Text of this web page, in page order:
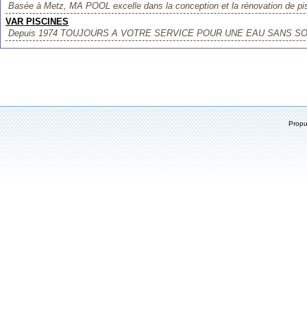
Basée à Metz, MA POOL excelle dans la conception et la rénovation de
VAR PISCINES
Depuis 1974 TOUJOURS A VOTRE SERVICE POUR UNE EAU SANS